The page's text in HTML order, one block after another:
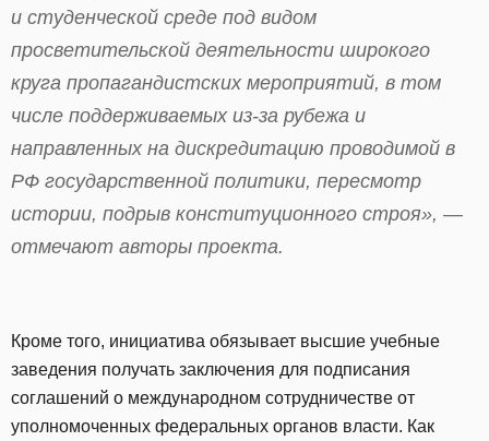
и студенческой среде под видом
просветительской деятельности широкого
круга пропагандистских мероприятий, в том
числе поддерживаемых из-за рубежа и
направленных на дискредитацию проводимой в
РФ государственной политики, пересмотр
истории, подрыв конституционного строя», —
отмечают авторы проекта.
Кроме того, инициатива обязывает высшие учебные
заведения получать заключения для подписания
соглашений о международном сотрудничестве от
уполномоченных федеральных органов власти. Как